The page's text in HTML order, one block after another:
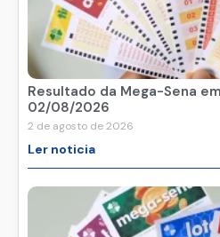
Resultado da Mega-Sena
02/08/2026
2 de agosto de 2026
Ler noticia